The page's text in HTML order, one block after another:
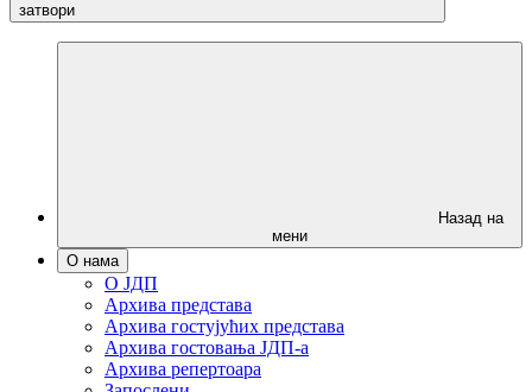
затвори
Назад на
мени
О нама
О ЈДП
Архива представа
Архива гостујућих представа
Архива гостовања ЈДП-а
Архива репертоара